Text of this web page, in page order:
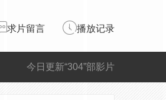
求片留言 播放记录
今日更新“304”部影片